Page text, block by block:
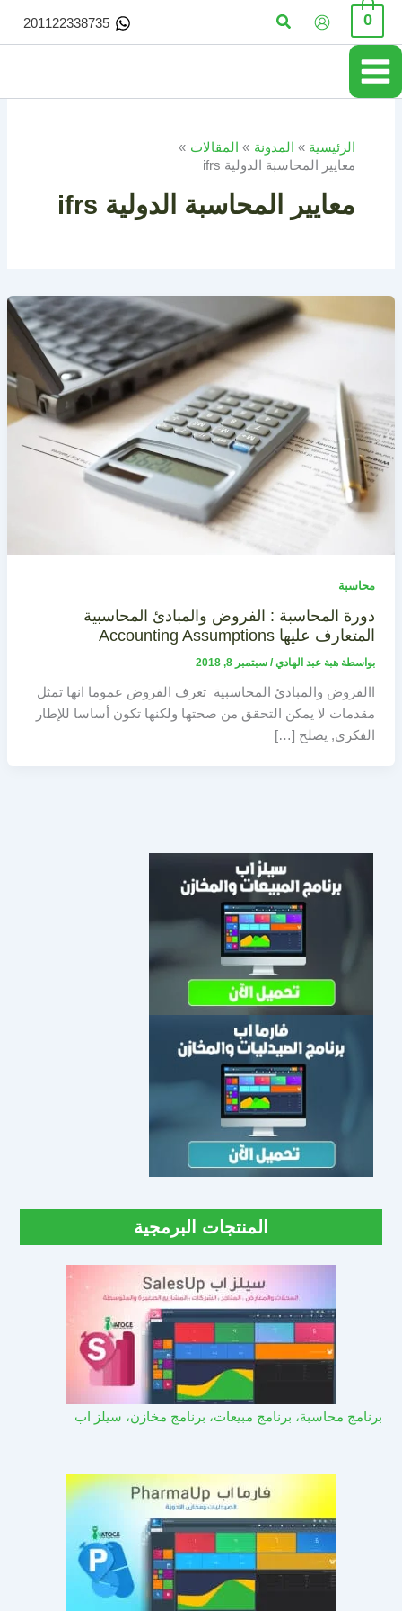
تخطي
المحتوى
0 البحث 201122338735
الرئيسية المدونة
المقالات
معايير المحاسبة الدولية ifrs
معايير المحاسبة الدولية ifrs
محاسبة
دورة المحاسبة : الفروض والمبادئ المحاسبية
المتعارف عليها Accounting Assumptions
بواسطة هبة عبد الهادي/ سبتمبر 8, 2018
االفروض والمبادئ المحاسبية تعرف الفروض عموما انها تمثل
مقدمات لا يمكن التحقق من صحتها ولكنها تكون أساسا للإطار
الفكري, يصلح […]
المنتجات البرمجية
برنامج محاسبة، برنامج مبيعات، برنامج مخازن، سيلز اب